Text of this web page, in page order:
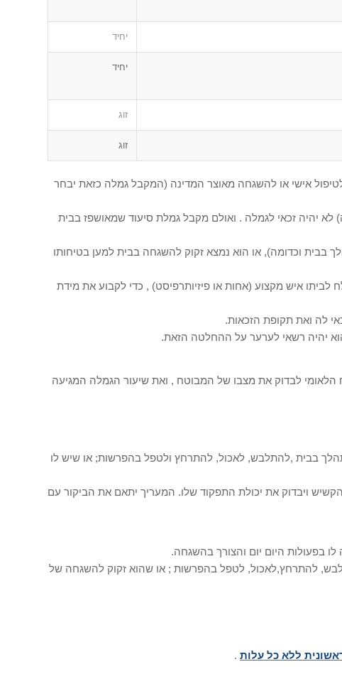
יחיד
יחיד
זוג
זוג
אישי או להשגחה מאוצר המדינה (המקבל גמלה כזאת יבחר
לא יהיה זכאי לגמלה . ואולם מקבל גמלת סיעוד שמאושפז בבית
בבית וכדומה), או הוא נמצא זקוק להשגחה בבית למען בטיחותו
הסיעוד לגמלה בסניף הביטוח הלאומי , ויימצא שהמבוטח עונה על התנאים המפורטים בסעיפים 1-4 , יישלח לביתו איש מקצוע (אחות או פיזיותרפיסט) , כדי לקבוע את מידת
לה ואת תקופת הזכאות.
יהיה רשאי לערער על ההחלטה הזאת.
לבדוק את מצבו של המבוטח , ואת שיעור הגמלה המגיעה
בבית ,להתלבש, לאכול, להתרחץ ולטפל בהפרשות; או שיש לו
ויבדוק את יכולת התפקוד שלו. המעריך יתאם את הביקור עם
בפעולות היום יום והצורך בהשגחה.
להתרחץ,לאכול, לטפל בהפרשות ; או שהוא זקוק להשגחה של
ללא כל עלות .